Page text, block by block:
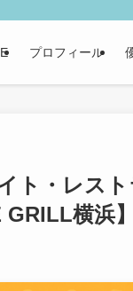
プロフィール
ト・レス
横浜】